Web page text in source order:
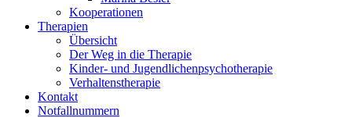
Kooperationen
Therapien
Übersicht
Der Weg in die Therapie
Kinder- und Jugendlichenpsychotherapie
Verhaltenstherapie
Kontakt
Notfallnummern